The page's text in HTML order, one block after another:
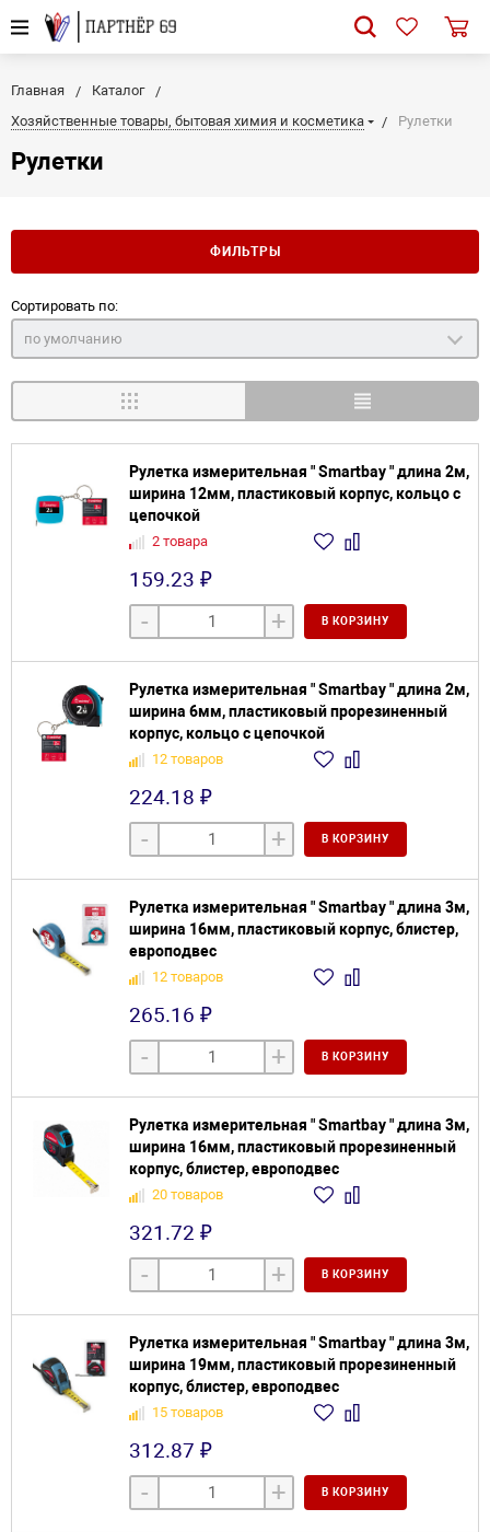
Главная
Каталог
Хозяйственные товары, бытовая химия и косметика
Рулетки
Рулетки
ФИЛЬТРЫ
Сортировать по:
по умолчанию
Рулетка измерительная " Smartbay " длина 2м,
ширина 12мм, пластиковый корпус, кольцо с
цепочкой
2 товара
159.23 ₽
- + В КОРЗИНУ
Рулетка измерительная " Smartbay " длина 2м,
ширина 6мм, пластиковый прорезиненный
корпус, кольцо с цепочкой
12 товаров
224.18 ₽
- + В КОРЗИНУ
Рулетка измерительная " Smartbay " длина 3м,
ширина 16мм, пластиковый корпус, блистер,
европодвес
12 товаров
265.16 ₽
- + В КОРЗИНУ
Рулетка измерительная " Smartbay " длина 3м,
ширина 16мм, пластиковый прорезиненный
корпус, блистер, европодвес
20 товаров
321.72 ₽
- + В КОРЗИНУ
Рулетка измерительная " Smartbay " длина 3м,
ширина 19мм, пластиковый прорезиненный
корпус, блистер, европодвес
15 товаров
312.87 ₽
- + В КОРЗИНУ